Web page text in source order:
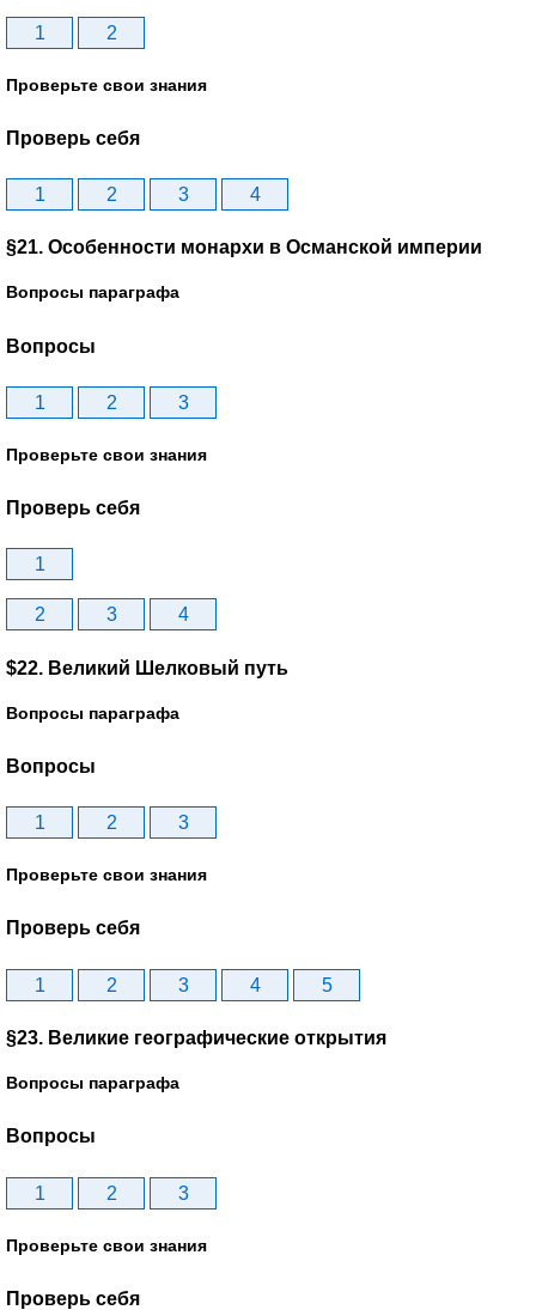
1 2
Проверьте свои знания
Проверь себя
1 2 3 4
§21. Особенности монархи в Османской империи
Вопросы параграфа
Вопросы
1 2 3
Проверьте свои знания
Проверь себя
1
2 3 4
$22. Великий Шелковый путь
Вопросы параграфа
Вопросы
1 2 3
Проверьте свои знания
Проверь себя
1 2 3 4 5
§23. Великие географические открытия
Вопросы параграфа
Вопросы
1 2 3
Проверьте свои знания
Проверь себя